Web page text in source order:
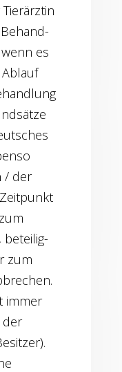
es
/ der
betei­lig­
zum
immer
der